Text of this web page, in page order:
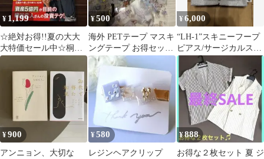
¥ 1,199
☆絶対お得!!夏の大大
大特価セール中☆桐谷
さんの株入門 改訂版
¥500
海外 PETテープ マスキ
ングテープ お得セット
②
¥6,000
“LH-1”スキニーフープ
ピアス/サージカルステ
ンレス お得2個セット
¥900
アンニョン、大切な
¥580
レジンヘアクリップ
¥888
お得な２枚セット 夏 ジ